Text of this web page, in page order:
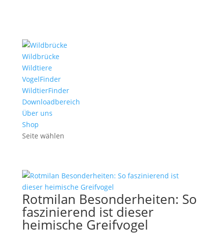
Wildbrücke
Wildtiere
VogelFinder
WildtierFinder
Downloadbereich
Über uns
Shop
Seite wählen
Rotmilan Besonderheiten: So
faszinierend ist dieser
heimische Greifvogel